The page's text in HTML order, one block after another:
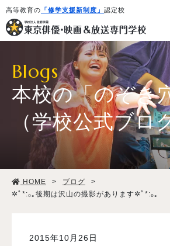
高等教育の 「修学支援新制度」 認定校
学校紹介・教育システム
専攻・コース紹介
Blogs
本校の「のぞき
（学校公式ブロ
HOME > ブログ
>
✲ﾟ*:₀｡後期は沢山の撮影があります✲ﾟ*:₀｡
2015年10月26日